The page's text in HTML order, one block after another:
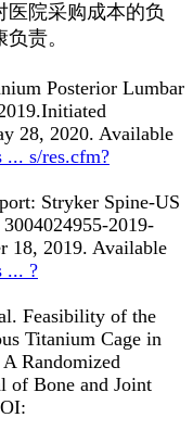
医院采购成本的负
责。
Posterior Lumbar
28, 2020. Available
... s/res.cfm?
Stryker Spine-US
2019-
18, 2019. Available
... ?
Feasibility of the
Titanium Cage in
Randomized
of Bone and Joint